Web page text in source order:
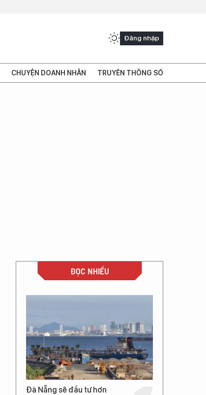
Đăng nhập
CHUYỆN DOANH NHÂN TRUYỀN THÔNG SỐ
ĐỌC NHIỀU
Đà Nẵng sẽ đầu tư hơn